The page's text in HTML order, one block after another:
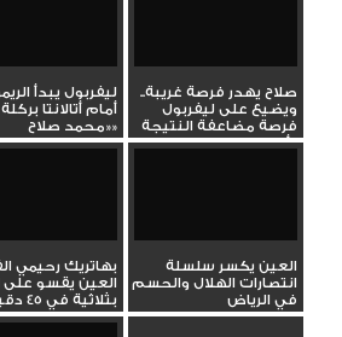
صلاح يهدر فرصة غريبة..
ويضيع على ليفربول
فرصة مضاعفة النتيجة
أمام...
ليفربول يبدأ
أمام أتالانتا
«محمد صلاح»
العين يكسر سلسلة
انتصارات الهلال والحسم
في الرياض
بهاتريك رحيمي
العين يقسو على
بثلاثية في 45 دقيقة